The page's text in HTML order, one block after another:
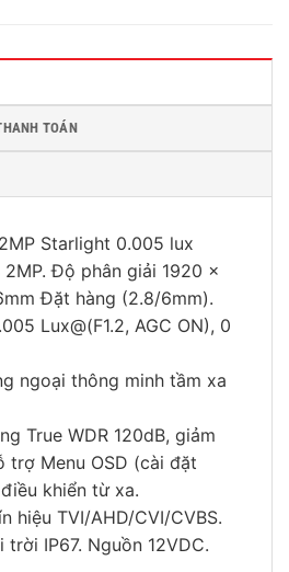
TOÁN
Starlight 0.005 lux
2MP. Độ phân giải 1920 x
Đặt hàng (2.8/6mm).
Lux@(F1.2, AGC ON), 0
ngoại thông minh tầm xa
True WDR 120dB, giảm
trợ Menu OSD (cài đặt
khiển từ xa.
hiệu TVI/AHD/CVI/CVBS.
trời IP67. Nguồn 12VDC.